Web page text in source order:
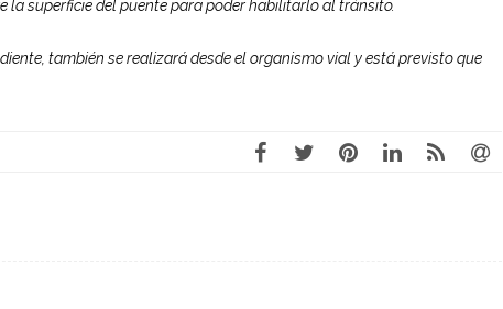
superficie del puente para poder habilitarlo al tránsito.
también se realizará desde el organismo vial y está previsto que